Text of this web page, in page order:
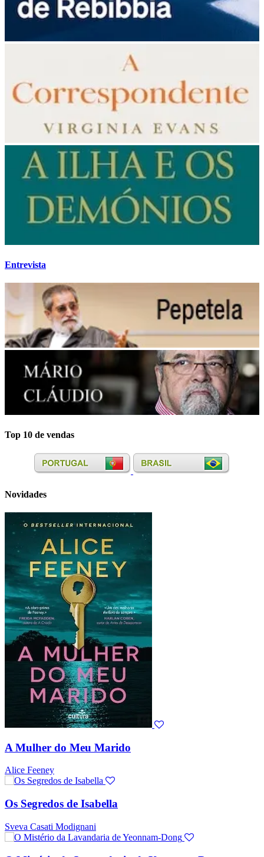
Entrevista
Top 10 de vendas
Novidades
A Mulher do Meu Marido
Alice Feeney
Os Segredos de Isabella
Sveva Casati Modignani